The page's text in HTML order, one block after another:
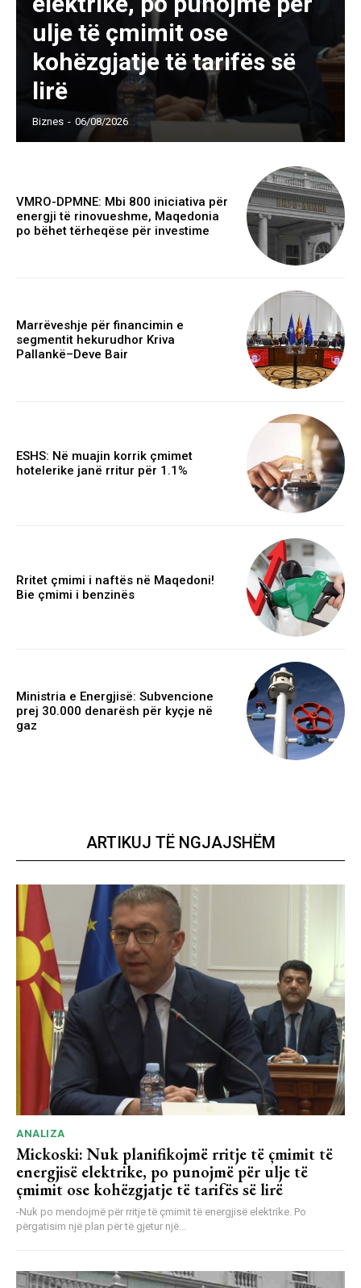
ulje të çmimit ose
kohëzgjatje të tarifës së
lirë
Biznes - 06/08/2026
VMRO-DPMNE: Mbi 800 iniciativa për
energji të rinovueshme, Maqedonia
po bëhet tërheqëse për investime
Marrëveshje për financimin e
segmentit hekurudhor Kriva
Pallankë–Deve Bair
ESHS: Në muajin korrik çmimet
hotelerike janë rritur për 1.1%
Rritet çmimi i naftës në Maqedoni!
Bie çmimi i benzinës
Ministria e Energjisë: Subvencione
prej 30.000 denarësh për kyçje në
gaz
ARTIKUJ TË NGJAJSHËM
ANALIZA
Mickoski: Nuk planifikojmë rritje të çmimit të
energjisë elektrike, po punojmë për ulje të
çmimit ose kohëzgjatje të tarifës së lirë
-Nuk po mendojmë për rritje të çmimit të energjisë elektrike. Po
përgatisim një plan për të gjetur një...